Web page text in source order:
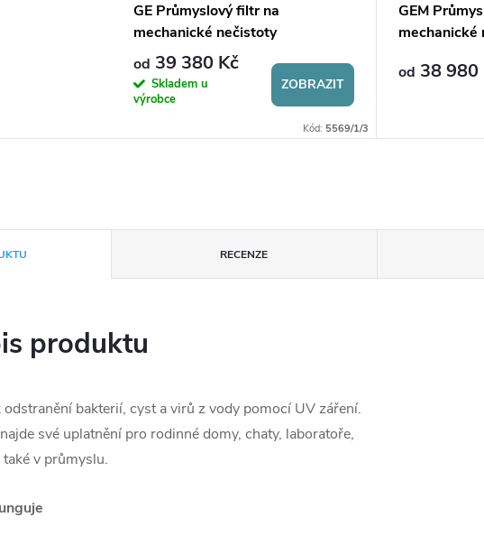
RECENZE
produktu
bakterií, cyst a virů z vody pomocí UV záření.
své uplatnění pro rodinné domy, chaty, laboratoře,
v průmyslu.
GE Průmyslový filtr na
mechanické nečistoty
od 39 380 Kč
Skladem u
výrobce
ZOBRAZIT
Kód: 5569/1/3
GEM
mechanické
od 38 980